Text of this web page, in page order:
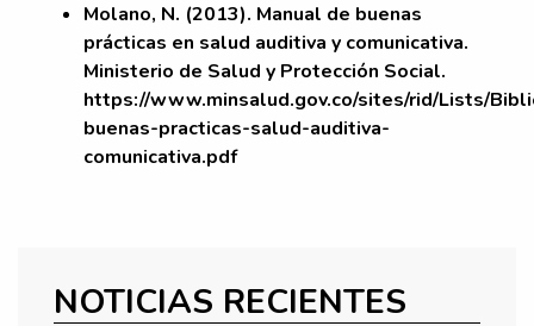
Molano, N. (2013). Manual de buenas
prácticas en salud auditiva y comunicativa.
Ministerio de Salud y Protección Social.
https://www.minsalud.gov.co/sites/rid/Lists/
buenas-practicas-salud-auditiva-
comunicativa.pdf
NOTICIAS RECIENTES